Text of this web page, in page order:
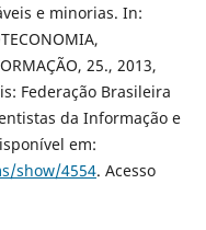
e minorias. In:
25., 2013,
Federação Brasileira
da Informação e
em:
show/4554. Acesso